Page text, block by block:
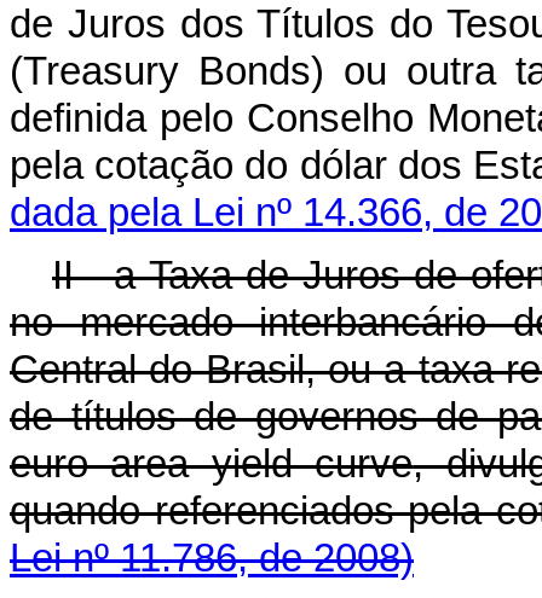
de Juros dos Títulos do
(Treasury Bonds) ou outra
definida pelo Conselho
pela cotação do dólar dos
dada pela Lei nº 14.366, de
II - a Taxa de Juros de
no mercado interbancário
Central do Brasil, ou a taxa
de títulos de governos de
euro area yield curve,
quando referenciados
Lei nº 11.786, de 2008)